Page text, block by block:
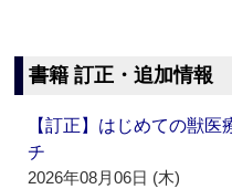
書籍 訂正・追加情報
【訂正】はじめての獣
チ
2026年08月06日 (木)